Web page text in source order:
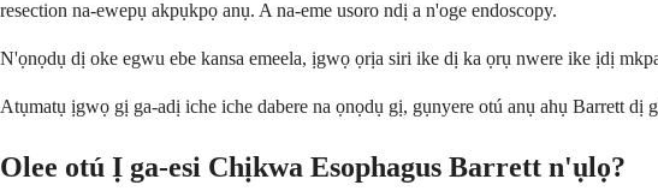
resection na-ewepụ akpụkpọ anụ. A na-eme usoro ndị a n'oge endoscopy.
N'ọnọdụ dị oke egwu ebe kansa emeela, ịgwọ ọrịa siri ike dị ka ọrụ nwere ike ịdị
Atụmatụ ịgwọ gị ga-adị iche iche dabere na ọnọdụ gị, gụnyere otú anụ ahụ Barrett dị
Olee otú Ị ga-esi Chịkwa Esophagus Barrett n'ụlọ?